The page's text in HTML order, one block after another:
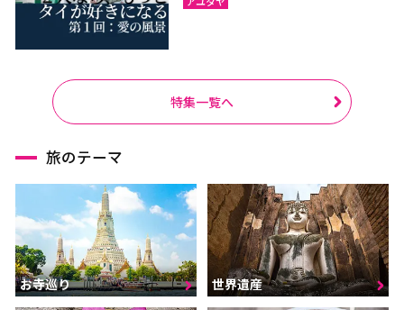
特集一覧へ
旅のテーマ
お寺巡り 世界遺産